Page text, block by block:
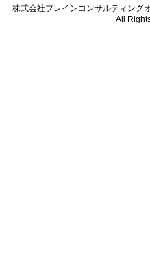
株式会社ブレインコンサルティング
All